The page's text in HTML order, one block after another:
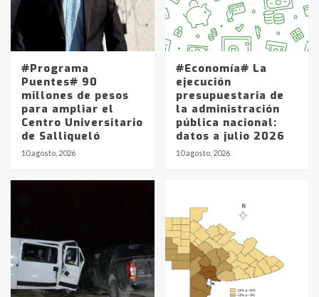
#Programa
Puentes# 90
millones de pesos
para ampliar el
Centro Universitario
de Salliqueló
10 agosto, 2026
#Economía# La
ejecución
presupuestaria de
la administración
pública nacional:
datos a julio 2026
10 agosto, 2026
protagonistas del fatal accidente
en la mañana del lunes
Accidente en Ruta 5: falleció un
joven de Trenque Lauquen